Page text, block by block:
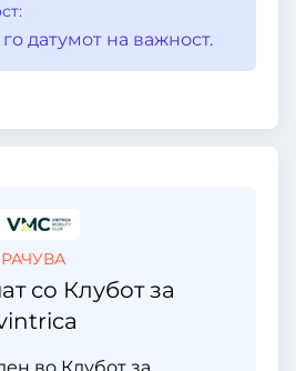
датумот на важност.
со Клубот за